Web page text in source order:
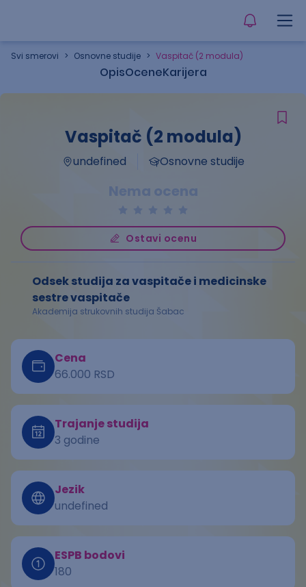
Svi smerovi > Osnovne studije > Vaspitač (2 modula)
OpisOceneKarijera
Vaspitač (2 modula)
undefined Osnovne studije
Nema ocena
Ostavi ocenu
Odsek studija za vaspitače i medicinske
sestre vaspitače
Akademija strukovnih studija Šabac
Cena
66.000 RSD
Trajanje studija
3 godine
Jezik
undefined
ESPB bodovi
180